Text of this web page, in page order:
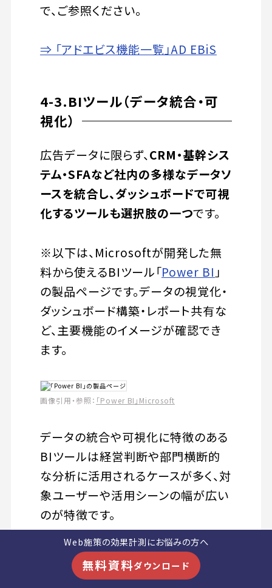
で、ご参照ください。
⇒ 「アドエビス機能一覧」AD EBiS
4-3.BIツール（データ統合・可
視化）
広告データに限らず、CRM・基幹シス
テム・SFAなど社内の多様なデータソ
ースを統合し、ダッシュボードで可視
化するツールも選択肢の一つです。
※以下は、Microsoftが開発した無
料から使えるBIツール「Power BI 」
の製品ページです。データの視覚化・
ダッシュボード構築・レポート共有な
ど、主要機能のイメージが確認でき
ます。
画像引用・参照： 「Power BI」Microsoft
データの統合や可視化に特徴のある
BIツールは経営判断や部門横断的
な分析に活用されるケースが多く、対
象ユーザーや活用シーンの幅が広い
のが特徴です。
5.レポートツールの選び
Web施策の効果計測にお悩みの方へ
無料資料ダウンロード